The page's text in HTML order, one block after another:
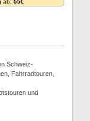
Schweiz-
Fahrradtouren,
und